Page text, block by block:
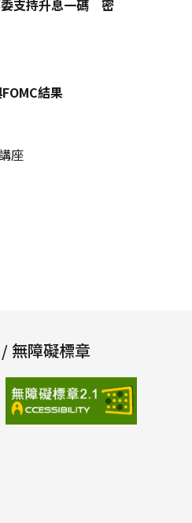
委支持升息一碼 密
結果
座
無障礙標章